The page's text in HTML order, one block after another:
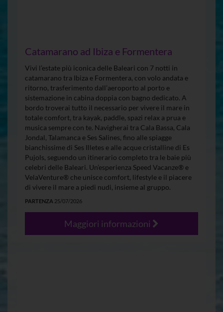
Catamarano ad Ibiza e Formentera
Vivi l’estate più iconica delle Baleari con 7 notti in
catamarano tra Ibiza e Formentera, con volo andata e
ritorno, trasferimento dall’aeroporto al porto e
sistemazione in cabina doppia con bagno dedicato. A
bordo troverai tutto il necessario per vivere il mare in
totale comfort, tra kayak, paddle, spazi relax a prua e
musica sempre con te. Navigherai tra Cala Bassa, Cala
Jondal, Talamanca e Ses Salines, fino alle spiagge
bianchissime di Ses Illetes e alle acque cristalline di Es
Pujols, seguendo un itinerario completo tra le baie più
celebri delle Baleari. Un’esperienza Speed Vacanze® e
VelaVenture® che unisce comfort, lifestyle e il piacere
di vivere il mare a piedi nudi, insieme al gruppo.
PARTENZA 25/07/2026
Maggiori informazioni